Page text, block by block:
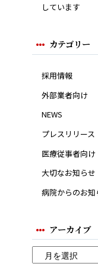
しています
カテゴリー
採用情報
外部業者向け
NEWS
プレスリリース
医療従事者向け
大切なお知らせ
病院からのお知
アーカイブ